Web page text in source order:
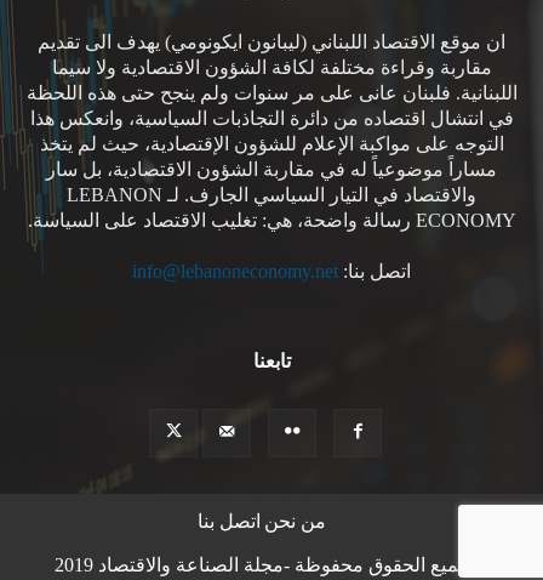
ان موقع الاقتصاد اللبناني (ليبانون ايكونومي) يهدف الى تقديم
مقاربة وقراءة مختلفة لكافة الشؤون الاقتصادية ولا سيما
اللبنانية. فلبنان عانى على مر سنوات ولم ينجح حتى هذه اللحظة
في انتشال اقتصاده من دائرة التجاذبات السياسية، وانعكس هذا
التوجه على مواكبة الإعلام للشؤون الإقتصادية، حيث لم يتخذ
مساراً موضوعياً له في مقاربة الشؤون الاقتصادية، بل سار
والاقتصاد في التيار السياسي الجارف. لـ LEBANON
ECONOMY رسالة واضحة، هي: تغليب الاقتصاد على السياسة.
اتصل بنا: info@lebanoneconomy.net
تابعنا
من نحن اتصل بنا
© جميع الحقوق محفوظة -مجلة الصناعة والاقتصاد 2019